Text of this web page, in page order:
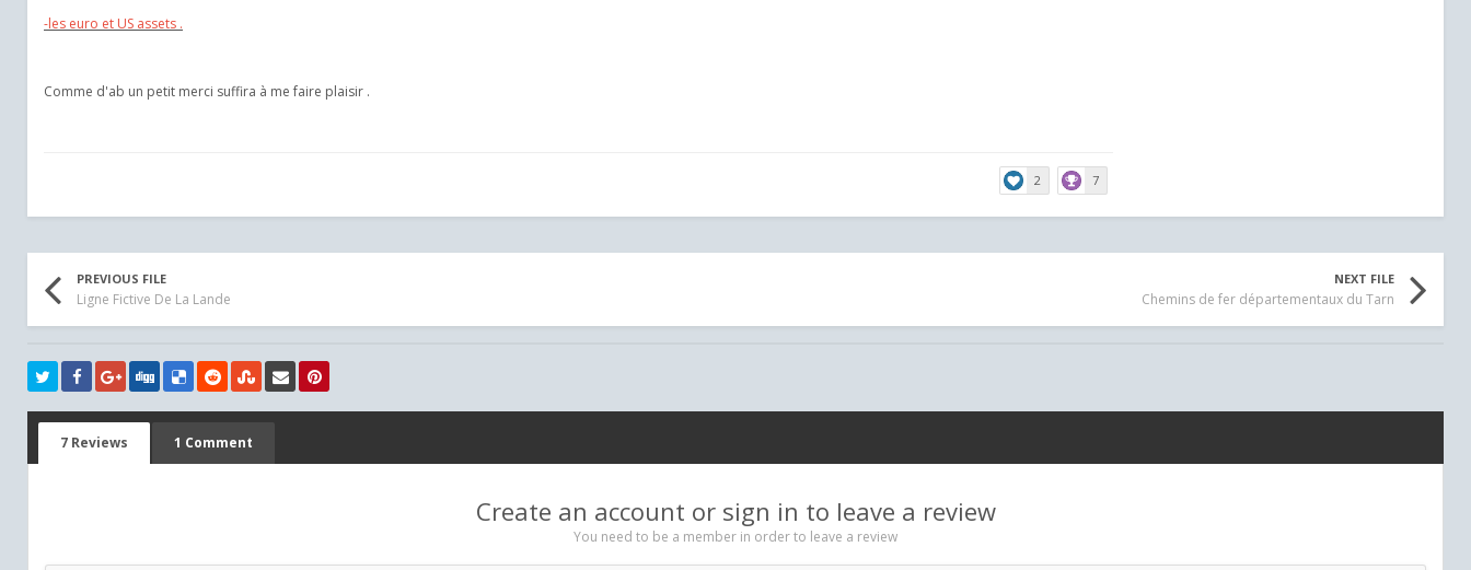
-les euro et US assets .
Comme d'ab un petit merci suffira à me faire plaisir .
2 7
PREVIOUS FILE
Ligne Fictive De La Lande
NEXT FILE
Chemins de fer départementaux du Tarn
7 Reviews 1 Comment
Create an account or sign in to leave a review
You need to be a member in order to leave a review